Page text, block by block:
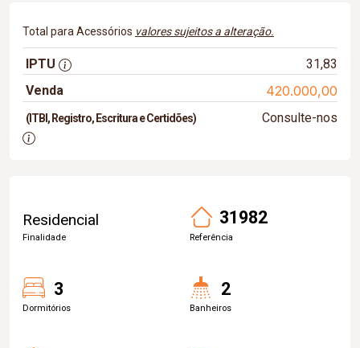
Total para Acessórios valores sujeitos a alteração.
IPTU
31,83
Venda
420.000,00
(ITBI, Registro, Escritura e Certidões) Consulte-nos
Residencial
Finalidade
31982
Referência
3
Dormitórios
2
Banheiros